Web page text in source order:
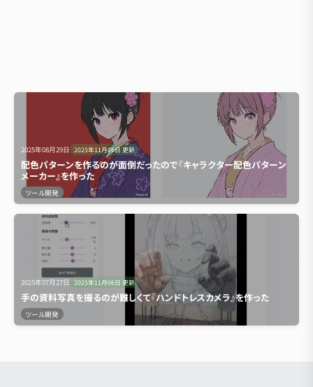
2025年08月29日 2025年11月06日更新
配色パターンを作るのが面倒だったので『キャラクター配色パターン
メーカー』を作った
ツール開発
2025年07月27日 2025年11月06日 更新
手の資料写真を撮るのが難しくて『ハンドトレスカメラ』を作った
ツール開発